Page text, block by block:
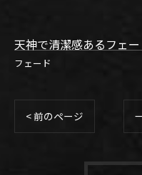
天神で清潔感あるフェー
フェード
< 前のページ